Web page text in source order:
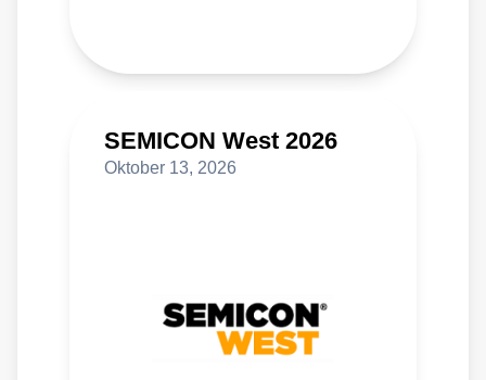
SEMICON West 2026
Oktober 13, 2026